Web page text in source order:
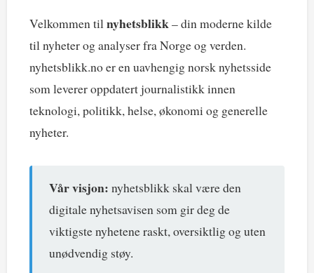
Velkommen til nyhetsblikk– din moderne kilde
til nyheter og analyser fra Norge og verden.
nyhetsblikk.no er en uavhengig norsk nyhetsside
som leverer oppdatert journalistikk innen
teknologi, politikk, helse, økonomi og generelle
nyheter.
Vår visjon: nyhetsblikk skal være den
digitale nyhetsavisen som gir deg de
viktigste nyhetene raskt, oversiktlig og uten
unødvendig støy.